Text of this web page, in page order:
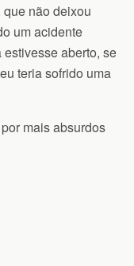
não deixou
um acidente
aberto, se
teria sofrido uma
mais absurdos